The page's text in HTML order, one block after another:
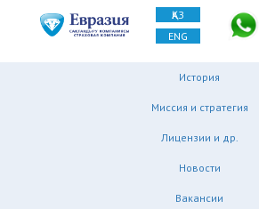
ҚАЗ
ENG
История
Миссия и стратегия
Лицензии и др.
Новости
Вакансии